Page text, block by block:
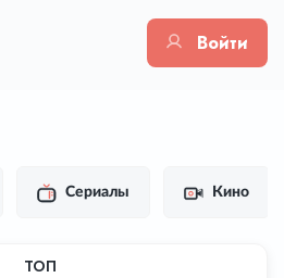
Войти
Сериалы Кино
ТОП